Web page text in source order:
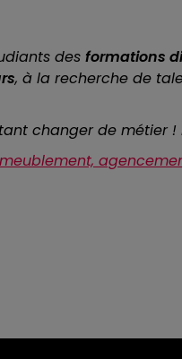
des formations
, à la recherche de
changer de métier